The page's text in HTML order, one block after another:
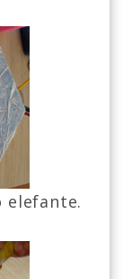
elefante.